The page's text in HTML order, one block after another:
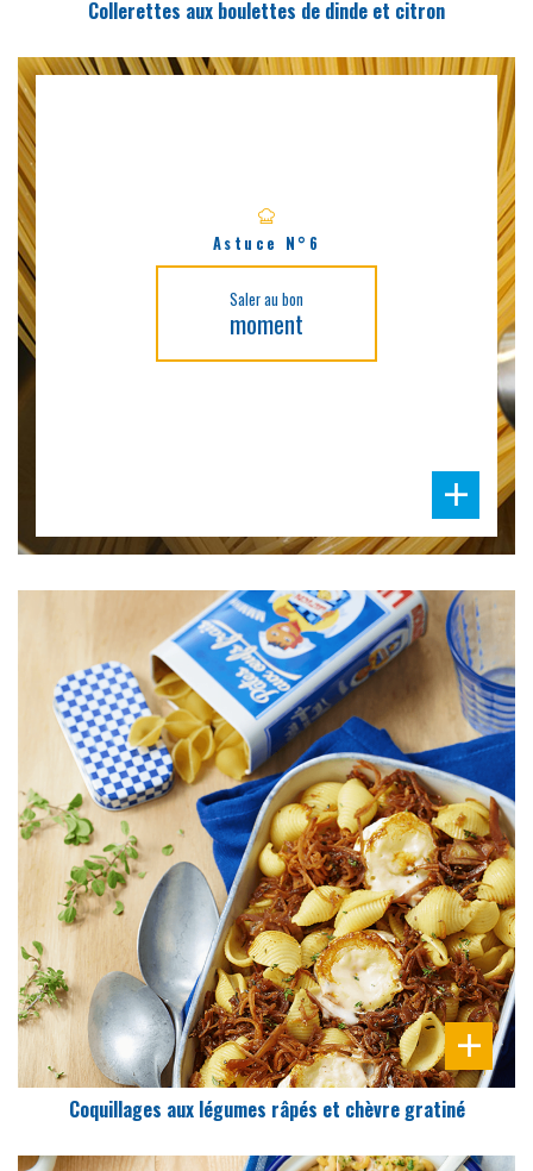
Collerettes aux boulettes de dinde et citron
Astuce N°6
Saler au bon
moment
DIFFICULTÉ
PRÉPARATION
20 Min
Coquillages aux légumes râpés et chèvre gratiné